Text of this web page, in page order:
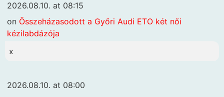
2026.08.10. at 08:15
on Összeházasodott a Győri Audi ETO két női
kézilabdázója
x
2026.08.10. at 08:00